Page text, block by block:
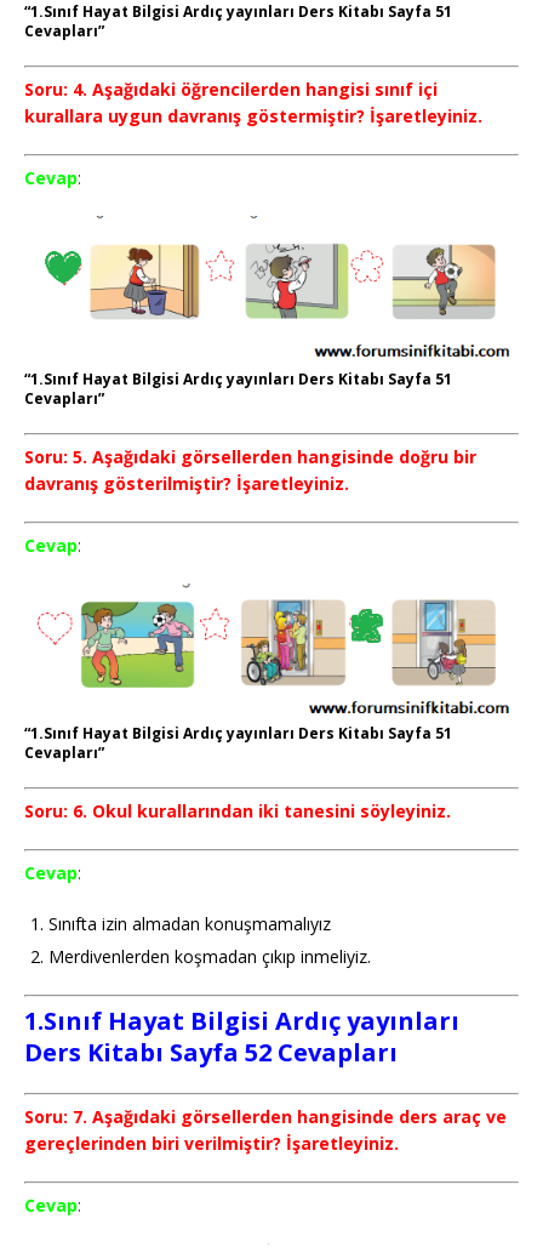
“1.Sınıf Hayat Bilgisi Ardıç yayınları Ders Kitabı Sayfa 51
Cevapları”
Soru: 4. Aşağıdaki öğrencilerden hangisi sınıf içi
kurallara uygun davranış göstermiştir? İşaretleyiniz.
Cevap:
“1.Sınıf Hayat Bilgisi Ardıç yayınları Ders Kitabı Sayfa 51
Cevapları”
Soru: 5. Aşağıdaki görsellerden hangisinde doğru bir
davranış gösterilmiştir? İşaretleyiniz.
Cevap:
“1.Sınıf Hayat Bilgisi Ardıç yayınları Ders Kitabı Sayfa 51
Cevapları”
Soru: 6. Okul kurallarından iki tanesini söyleyiniz.
Cevap:
Sınıfta izin almadan konuşmamalıyız
Merdivenlerden koşmadan çıkıp inmeliyiz.
1.Sınıf Hayat Bilgisi Ardıç yayınları
Ders Kitabı Sayfa 52 Cevapları
Soru: 7. Aşağıdaki görsellerden hangisinde ders araç ve
gereçlerinden biri verilmiştir? İşaretleyiniz.
Cevap: